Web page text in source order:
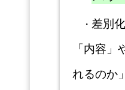
・ 差別
「内容
れるのか